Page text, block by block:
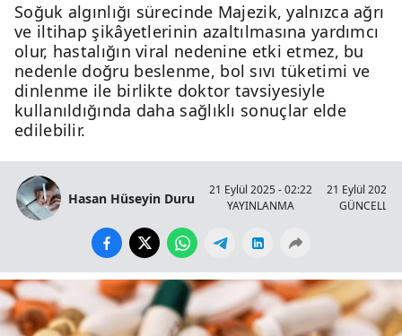
Soğuk algınlığı sürecinde Majezik, yalnızca ağrı
ve iltihap şikâyetlerinin azaltılmasına yardımcı
olur, hastalığın viral nedenine etki etmez, bu
nedenle doğru beslenme, bol sıvı tüketimi ve
dinlenme ile birlikte doktor tavsiyesiyle
kullanıldığında daha sağlıklı sonuçlar elde
edilebilir.
Hasan Hüseyin Duru
21 Eylül 2025 - 02:22
YAYINLANMA
21 Eylül 2025